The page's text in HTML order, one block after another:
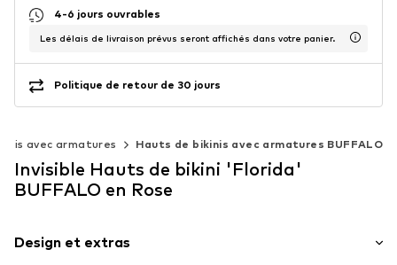
4-6 jours ouvrables
Les délais de livraison prévus seront affichés dans votre panier.
Politique de retour de 30 jours
avec armatures Hauts de bikinis avec armatures BUFFALO
Invisible Hauts de bikini 'Florida'
BUFFALO en Rose
Design et extras